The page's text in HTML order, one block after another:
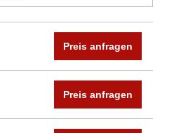
Preis anfragen
Preis anfragen